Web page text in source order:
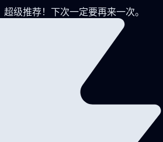
超级推荐！ 下次一定要再来一次。